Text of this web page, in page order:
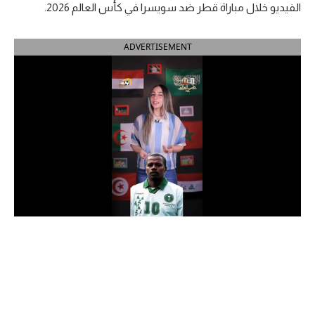
الدوري الإسباني
الدوري الإيطالي
الدوري السعودي للمحترفين
الفيديو خلال مباراة قطر ضد سويسرا في كأس العالم 2026.
ADVERTISEMENT